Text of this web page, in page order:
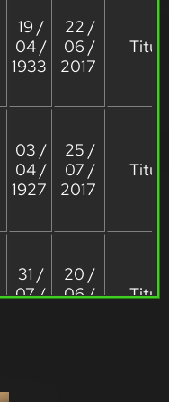
19 /
04 /
1933
22 /
06 /
2017
03 /
04 /
1927
25 /
07 /
2017
31 /
07 /
20 /
06 /